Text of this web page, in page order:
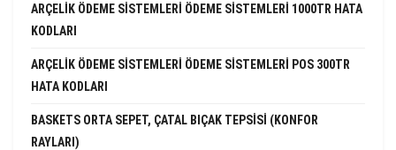
ARÇELIK ÖDEME SISTEMLERI ÖDEME SISTEMLERI 1000TR HATA
KODLARI
ARÇELIK ÖDEME SISTEMLERI ÖDEME SISTEMLERI POS 300TR
HATA KODLARI
BASKETS ORTA SEPET, ÇATAL BIÇAK TEPSISI (KONFOR
RAYLARI)